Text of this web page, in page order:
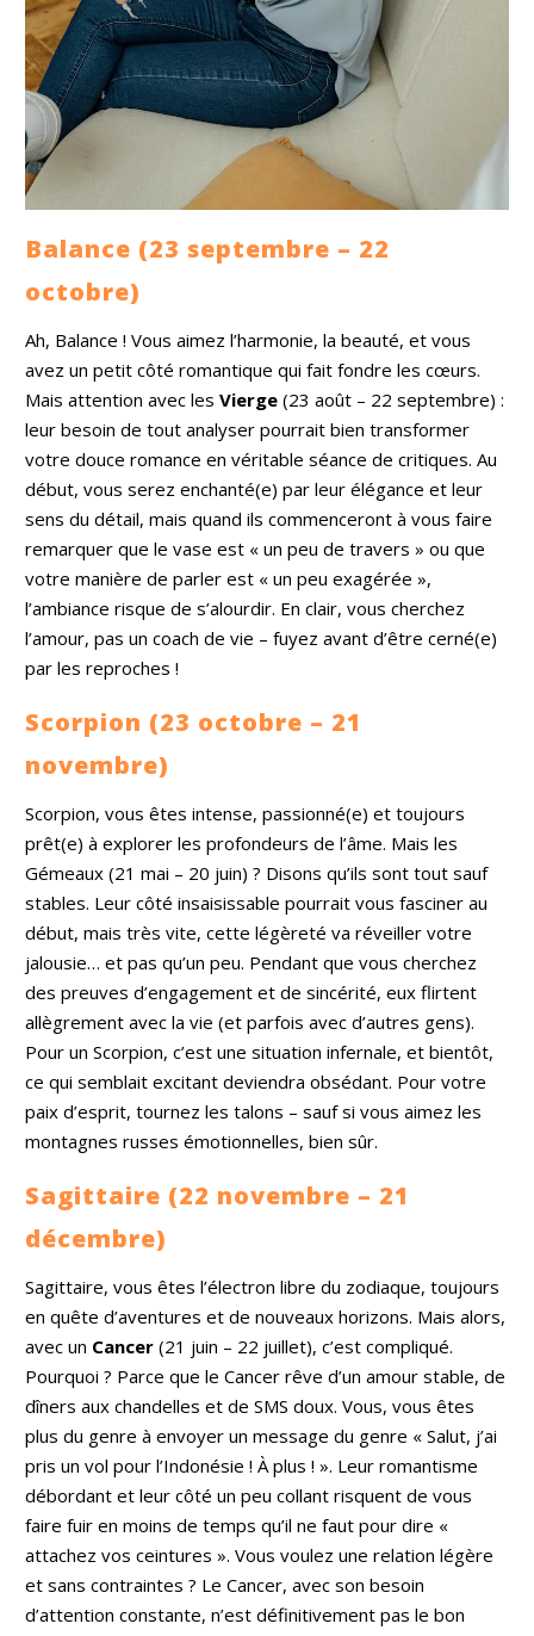
Balance (23 septembre – 22
octobre)
Ah, Balance ! Vous aimez l’harmonie, la beauté, et vous
avez un petit côté romantique qui fait fondre les cœurs.
Mais attention avec les Vierge (23 août – 22 septembre) :
leur besoin de tout analyser pourrait bien transformer
votre douce romance en véritable séance de critiques. Au
début, vous serez enchanté(e) par leur élégance et leur
sens du détail, mais quand ils commenceront à vous faire
remarquer que le vase est « un peu de travers » ou que
votre manière de parler est « un peu exagérée »,
l’ambiance risque de s’alourdir. En clair, vous cherchez
l’amour, pas un coach de vie – fuyez avant d’être cerné(e)
par les reproches !
Scorpion (23 octobre – 21
novembre)
Scorpion, vous êtes intense, passionné(e) et toujours
prêt(e) à explorer les profondeurs de l’âme. Mais les
Gémeaux (21 mai – 20 juin) ? Disons qu’ils sont tout sauf
stables. Leur côté insaisissable pourrait vous fasciner au
début, mais très vite, cette légèreté va réveiller votre
jalousie… et pas qu’un peu. Pendant que vous cherchez
des preuves d’engagement et de sincérité, eux flirtent
allègrement avec la vie (et parfois avec d’autres gens).
Pour un Scorpion, c’est une situation infernale, et bientôt,
ce qui semblait excitant deviendra obsédant. Pour votre
paix d’esprit, tournez les talons – sauf si vous aimez les
montagnes russes émotionnelles, bien sûr.
Sagittaire (22 novembre – 21
décembre)
Sagittaire, vous êtes l’électron libre du zodiaque, toujours
en quête d’aventures et de nouveaux horizons. Mais alors,
avec un Cancer (21 juin – 22 juillet), c’est compliqué.
Pourquoi ? Parce que le Cancer rêve d’un amour stable, de
dîners aux chandelles et de SMS doux. Vous, vous êtes
plus du genre à envoyer un message du genre « Salut, j’ai
pris un vol pour l’Indonésie ! À plus ! ». Leur romantisme
débordant et leur côté un peu collant risquent de vous
faire fuir en moins de temps qu’il ne faut pour dire «
attachez vos ceintures ». Vous voulez une relation légère
et sans contraintes ? Le Cancer, avec son besoin
d’attention constante, n’est définitivement pas le bon